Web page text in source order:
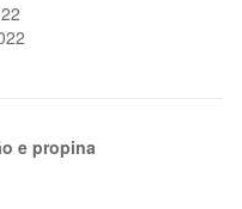
e propina